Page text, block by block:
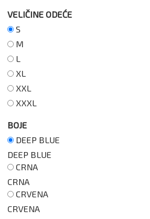
VELIČINE ODEĆE
S
M
L
XL
XXL
XXXL
BOJE
DEEP BLUE
DEEP BLUE
CRNA
CRNA
CRVENA
CRVENA